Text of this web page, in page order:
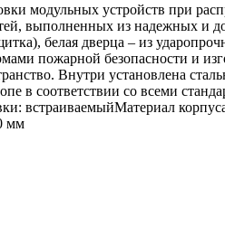
модульных устройств при
выполненных из надежных и
белая дверца – из
пожарной безопасности и
Внутри установлена
в соответствии со всеми
встраиваемыйМатериал
мм